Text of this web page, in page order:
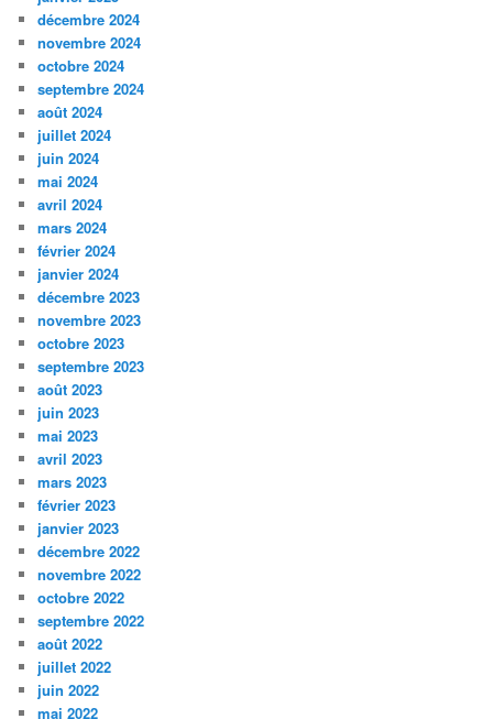
décembre 2024
novembre 2024
octobre 2024
septembre 2024
août 2024
juillet 2024
juin 2024
mai 2024
avril 2024
mars 2024
février 2024
janvier 2024
décembre 2023
novembre 2023
octobre 2023
septembre 2023
août 2023
juin 2023
mai 2023
avril 2023
mars 2023
février 2023
janvier 2023
décembre 2022
novembre 2022
octobre 2022
septembre 2022
août 2022
juillet 2022
juin 2022
mai 2022